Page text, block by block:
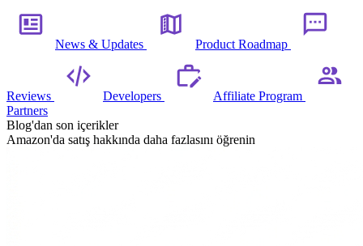
News & Updates Product Roadmap
Reviews Developers
Affiliate Program
Partners
Blog'dan son içerikler
Amazon'da satış hakkında daha fazlasını öğrenin